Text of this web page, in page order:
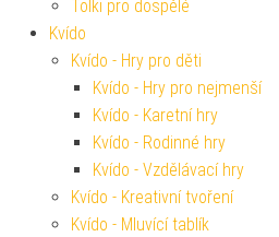
Tolki pro dospělé
Kvído
Kvído - Hry pro děti
Kvído - Hry pro nejmenší
Kvído - Karetní hry
Kvído - Rodinné hry
Kvído - Vzdělávací hry
Kvído - Kreativní tvoření
Kvído - Mluvící tablík